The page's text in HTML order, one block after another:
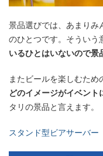
景品選びでは、あまりみ
のひとつです。そういう
いるひとはいないので景
またビールを楽しむため
どのイメージがイベント
タリの景品と言えます。
スタンド型ビアサーバー